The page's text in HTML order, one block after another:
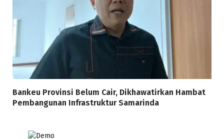
Bankeu Provinsi Belum Cair, Dikhawatirkan Hambat
Pembangunan Infrastruktur Samarinda